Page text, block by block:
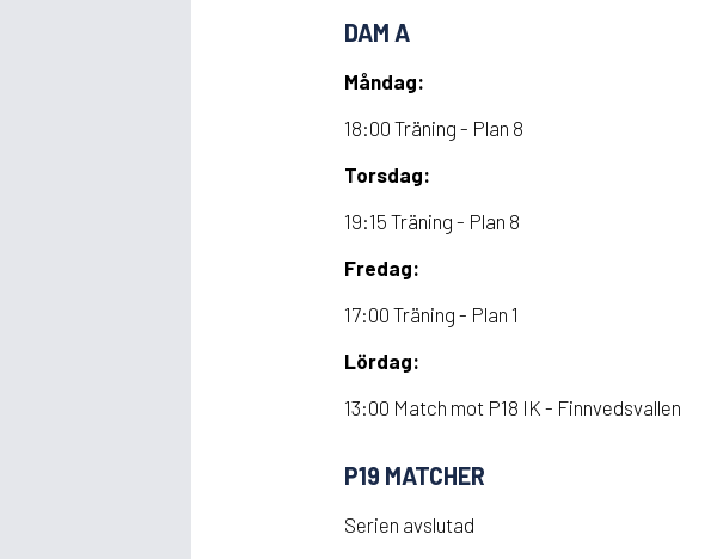
DAM A
Måndag:
18:00 Träning - Plan 8
Torsdag:
19:15 Träning - Plan 8
Fredag:
17:00 Träning - Plan 1
Lördag:
13:00 Match mot P18 IK - Finnvedsvallen
P19 MATCHER
Serien avslutad